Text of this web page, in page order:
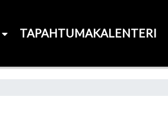
TAPAHTUMAKALENTERI